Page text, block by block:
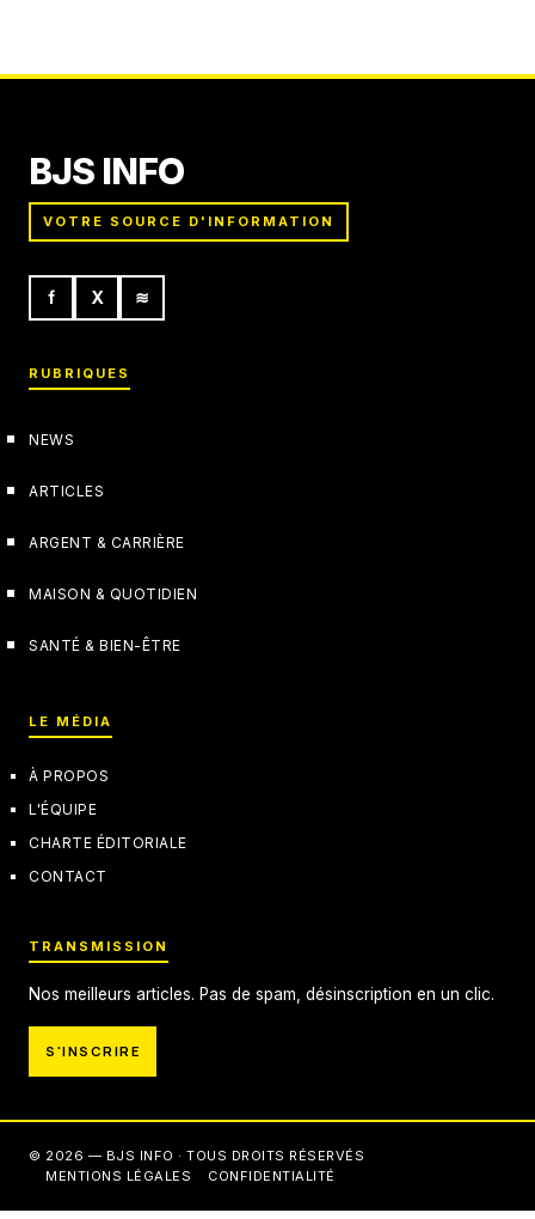
BJS INFO
VOTRE SOURCE D'INFORMATION
f X ≋
RUBRIQUES
NEWS
ARTICLES
ARGENT & CARRIÈRE
MAISON & QUOTIDIEN
SANTÉ & BIEN-ÊTRE
LE MÉDIA
À PROPOS
L'ÉQUIPE
CHARTE ÉDITORIALE
CONTACT
TRANSMISSION
Nos meilleurs articles. Pas de spam, désinscription en un clic.
S'INSCRIRE
© 2026 — BJS INFO · TOUS DROITS RÉSERVÉS
MENTIONS LÉGALES
CONFIDENTIALITÉ